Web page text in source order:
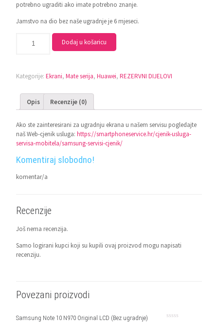
potrebno ugraditi ako imate potrebno znanje.
Jamstvo na dio bez naše ugradnje je 6 mjeseci.
Dodaj u košaricu
Kategorije: Ekrani, Mate serija, Huawei, REZERVNI DIJELOVI
Opis Recenzije (0)
Ako ste zainteresirani za ugradnju ekrana u našem servisu pogledajte
naš Web-cjenik usluga: https://smartphoneservice.hr/cjenik-usluga-
servisa-mobitela/samsung-servisi-cjenik/
Komentiraj slobodno!
komentar/a
Recenzije
Još nema recenzija.
Samo logirani kupci koji su kupili ovaj proizvod mogu napisati
recenziju.
Povezani proizvodi
Samsung Note 10 N970 Original LCD (Bez ugradnje)